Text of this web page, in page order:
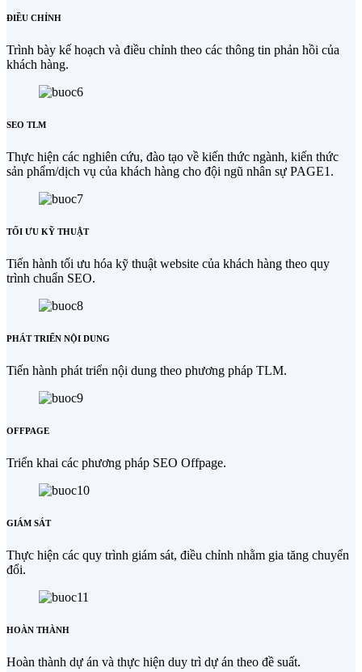
ĐIỀU CHỈNH
Trình bày kế hoạch và điều chỉnh theo các thông tin phản hồi của
khách hàng.
SEO TLM
Thực hiện các nghiên cứu, đào tạo về kiến thức ngành, kiến thức
sản phẩm/dịch vụ của khách hàng cho đội ngũ nhân sự PAGE1.
TỐI ƯU KỸ THUẬT
Tiến hành tối ưu hóa kỹ thuật website của khách hàng theo quy
trình chuẩn SEO.
PHÁT TRIỂN NỘI DUNG
Tiến hành phát triển nội dung theo phương pháp TLM.
OFFPAGE
Triển khai các phương pháp SEO Offpage.
GIÁM SÁT
Thực hiện các quy trình giám sát, điều chỉnh nhằm gia tăng chuyển
đổi.
HOÀN THÀNH
Hoàn thành dự án và thực hiện duy trì dự án theo đề suất.